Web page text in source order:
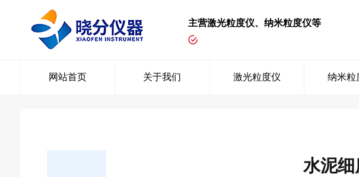
主营激光粒度仪、纳米粒度仪等
网站首页 关于我们 激光粒度仪 纳米粒
水泥